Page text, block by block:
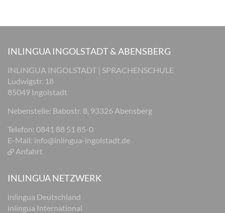
INLINGUA INGOLSTADT & ABENSBERG
INLINGUA INGOLSTADT | SPRACHENSCHULE
Ludwigstr. 18
85049 Ingolstadt
Nebenstelle: Babostr. 8, 93326 Abensberg
Telefon: 0841 88 51 85-0
E-Mail: info@inlingua-ingolstadt.de
Anfahrt
INLINGUA NETZWERK
inlingua Deutschland
inlingua International